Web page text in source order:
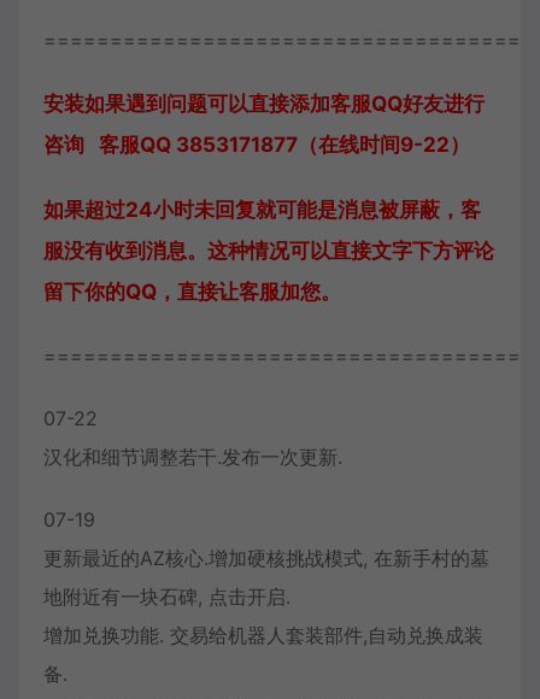
安装如果遇到问题可以直接添加客服QQ好友进行
咨询 客服QQ 3853171877（在线时间9-22）
如果超过24小时未回复就可能是消息被屏蔽，客
服没有收到消息。这种情况可以直接文字下方评论
留下你的QQ，直接让客服加您。
07-22
汉化和细节调整若干.发布一次更新.
07-19
更新最近的AZ核心.增加硬核挑战模式, 在新手村的墓
地附近有一块石碑, 点击开启.
增加兑换功能. 交易给机器人套装部件,自动兑换成装
备.